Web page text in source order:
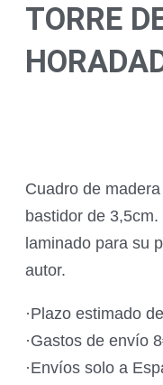
TORRE
Cuadro de
bastidor de
laminado para su
autor.
·Plazo estimado
·Gastos de envío
·Envíos solo a